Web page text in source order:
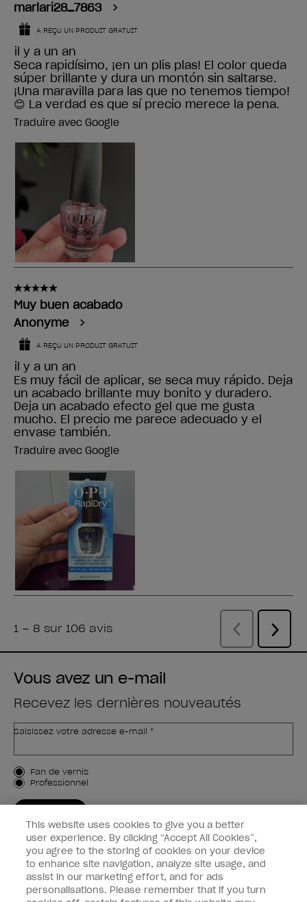
Vous avez un e-mail
Recevez les dernières nouveautés
Saisissez votre adresse e-mail *
Type de client
Fan de vernis
Professionnel
Informations clients
Connectez-Vous
This website uses cookies to give you a better
user experience. By clicking “Accept All Cookies”,
you agree to the storing of cookies on your device
to enhance site navigation, analyze site usage, and
assist in our marketing effort, and for ads
personalisations. Please remember that if you turn